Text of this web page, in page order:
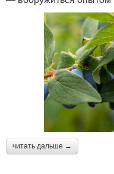
читать дальше →